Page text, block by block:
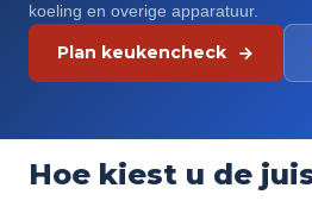
koeling en overige apparatuur.
Plan keukencheck
Hoe kiest u de